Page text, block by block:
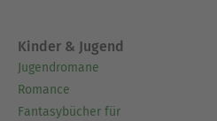
Kinder & Jugend
Jugendromane
Romance
Fantasybücher für